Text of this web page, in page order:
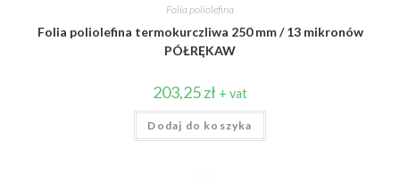
Folia poliolefina
Folia poliolefina termokurczliwa 250 mm / 13 mikronów
PÓŁRĘKAW
203,25zł + vat
Dodaj do koszyka